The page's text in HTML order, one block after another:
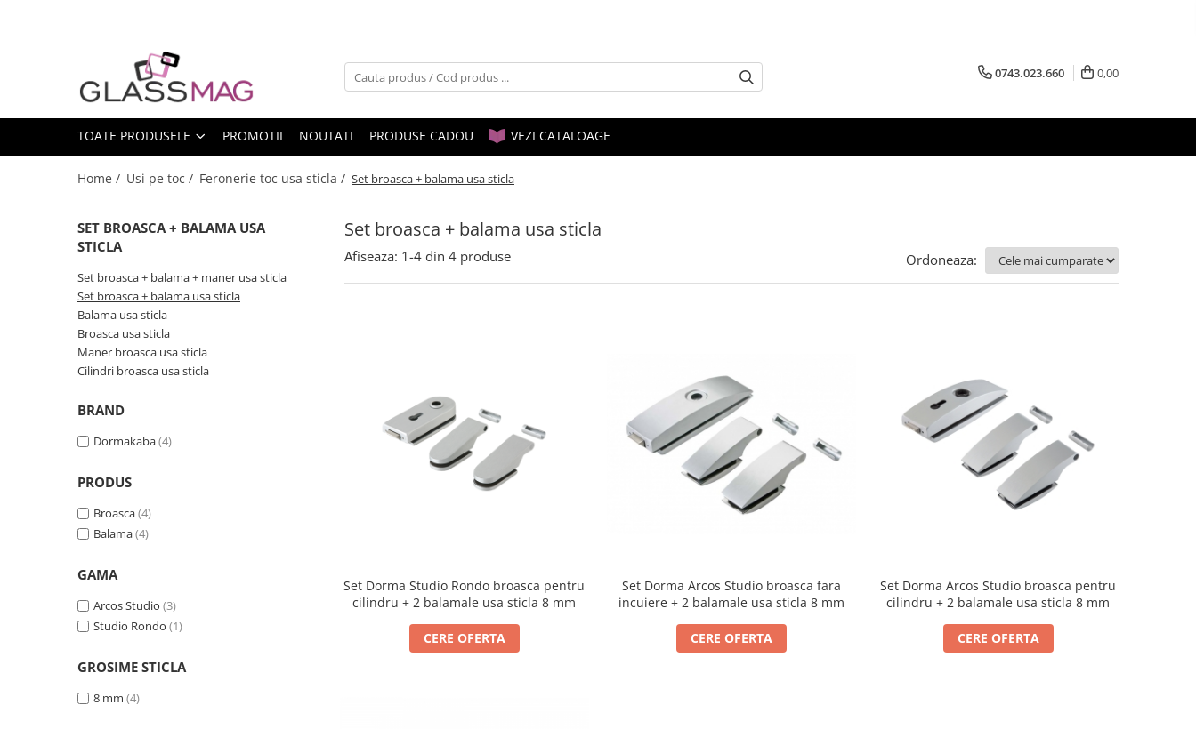
Usi pivotante
Seturi usi pivotante
Amortizoare pardoseala
Feronerie usi pivotante
Balamale usi batante
Balamale hidraulice
Balamale usa batanta
Balamale portita sticla
Balamale usi armonice
Set profil toc usa sticla
Profil toc usa sticla
Set broasca + balama + maner usa
Set broasca + balama usa sticla
Broasca usa sticla
Maner broasca usa sticla
Cilindri broasca usa sticla
Compartimentari
Profile perimetrale
0743.023.660 0,00
TOATE PRODUSELE PROMOTII NOUTATI PRODUSE CADOU VEZI CATALOAGE
Home / Usi pe toc / Feronerie toc usa sticla / Set broasca + balama usa sticla
Set broasca + balama usa sticla
SET BROASCA + BALAMA USA
STICLA
Set broasca + balama + maner usa sticla
Set broasca + balama usa sticla
Balama usa sticla
Broasca usa sticla
Maner broasca usa sticla
Cilindri broasca usa sticla
BRAND
Dormakaba(4)
PRODUS
Broasca(4)
Balama(4)
GAMA
Arcos Studio (3)
Studio Rondo (1)
GROSIME STICLA
8 mm (4)
Afiseaza: 1-4 din 4 produse Ordoneaza:
Set Dorma Studio Rondo broasca pentru
cilindru + 2 balamale usa sticla 8 mm
CERE OFERTA
Set Dorma Arcos Studio broasca fara
incuiere + 2 balamale usa sticla 8 mm
CERE OFERTA
Set Dorma Arcos Studio broasca pentru
cilindru + 2 balamale usa sticla 8 mm
CERE OFERTA